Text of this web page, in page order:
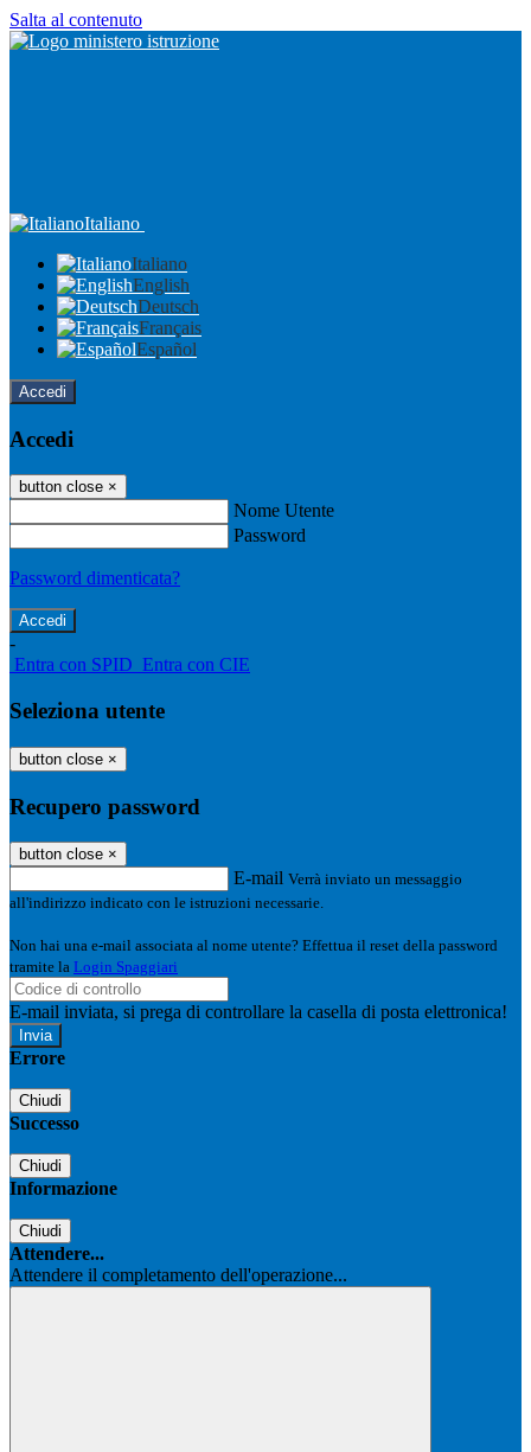
Salta al contenuto
Italiano
Italiano
English
Deutsch
Français
Español
Accedi
Accedi
button close ×
Nome Utente
Password
Password dimenticata?
-
Entra con SPID Entra con CIE
Seleziona utente
button close ×
Recupero password
button close ×
E-mail Verrà inviato un messaggio
all'indirizzo indicato con le istruzioni necessarie.
Non hai una e-mail associata al nome utente? Effettua il reset della password
tramite la Login Spaggiari
E-mail inviata, si prega di controllare la casella di posta elettronica!
Errore
Chiudi
Successo
Chiudi
Informazione
Chiudi
Attendere...
Attendere il completamento dell'operazione...